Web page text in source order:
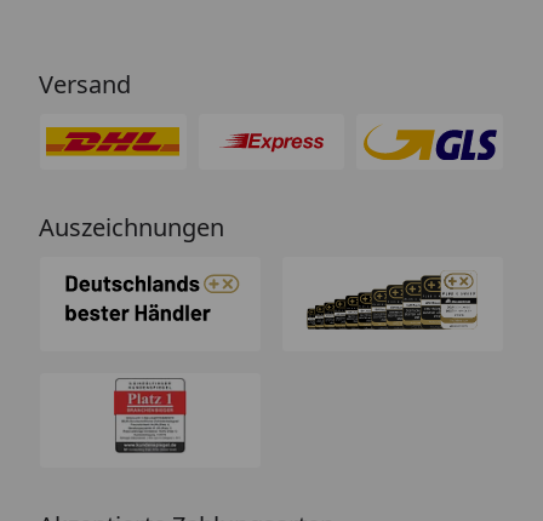
Versand
Auszeichnungen